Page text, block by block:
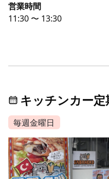
営業時間
11:30 〜 13:30
キッチンカー
毎週金曜日